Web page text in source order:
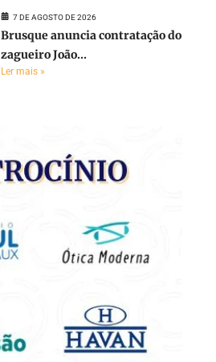
7 DE AGOSTO DE 2026
Brusque anuncia contratação do
zagueiro João...
Ler mais »